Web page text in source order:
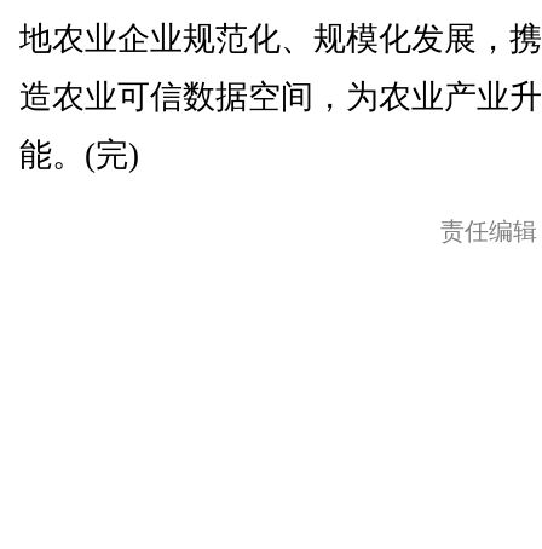
地农业企业规范化、规模化发展，
造农业可信数据空间，为农业产业
能。(完)
责任编